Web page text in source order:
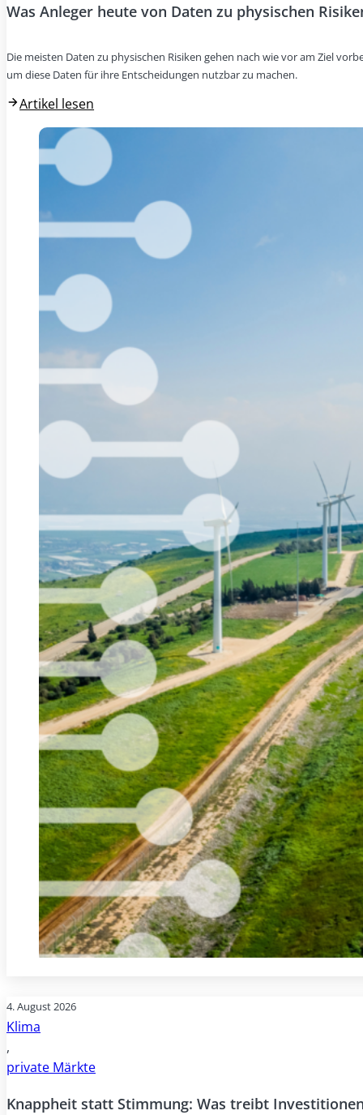
Was Anleger heute von Daten zu physischen
Die meisten Daten zu physischen Risiken gehen nach wie vor am Ziel
um diese Daten für ihre Entscheidungen nutzbar zu machen.
Artikel lesen
4. August 2026
Klima
,
private Märkte
Knappheit statt Stimmung: Was treibt